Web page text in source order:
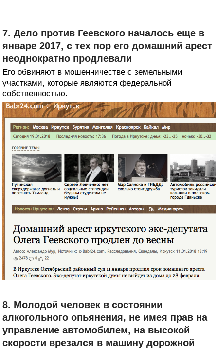
7. Дело против Геевского началось еще в
январе 2017, с тех пор его домашний арест
неоднократно продлевали
Его обвиняют в мошенничестве с земельными
участками, которые являются федеральной
собственностью.
8. Молодой человек в состоянии
алкогольного опьянения, не имея прав на
управление автомобилем, на высокой
скорости врезался в машину дорожной